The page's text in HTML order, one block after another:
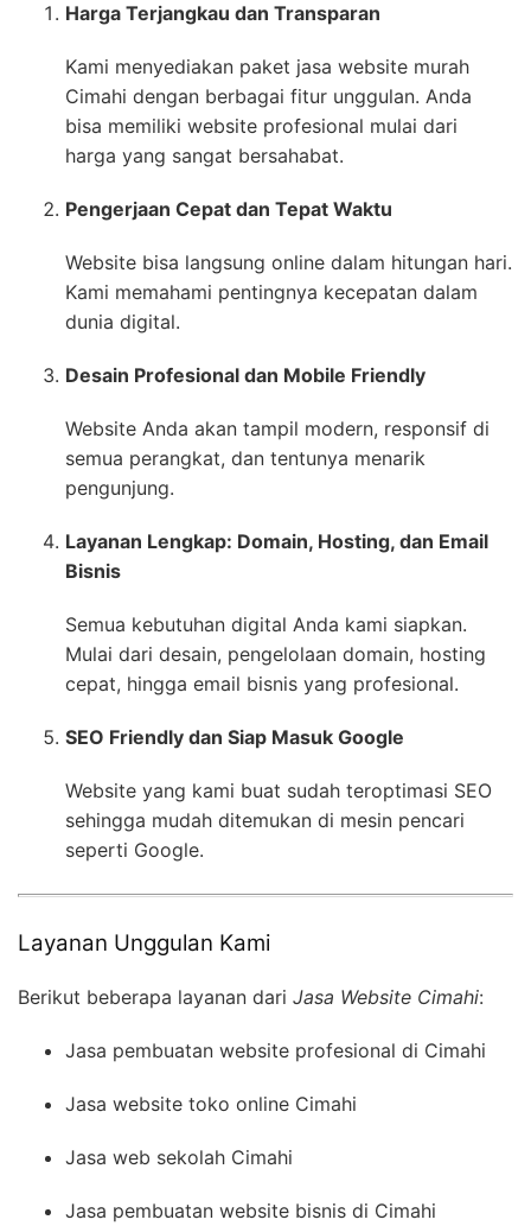
Harga Terjangkau dan Transparan
Kami menyediakan paket jasa website murah
Cimahi dengan berbagai fitur unggulan. Anda
bisa memiliki website profesional mulai dari
harga yang sangat bersahabat.
Pengerjaan Cepat dan Tepat Waktu
Website bisa langsung online dalam hitungan hari.
Kami memahami pentingnya kecepatan dalam
dunia digital.
Desain Profesional dan Mobile Friendly
Website Anda akan tampil modern, responsif di
semua perangkat, dan tentunya menarik
pengunjung.
Layanan Lengkap: Domain, Hosting, dan Email
Bisnis
Semua kebutuhan digital Anda kami siapkan.
Mulai dari desain, pengelolaan domain, hosting
cepat, hingga email bisnis yang profesional.
SEO Friendly dan Siap Masuk Google
Website yang kami buat sudah teroptimasi SEO
sehingga mudah ditemukan di mesin pencari
seperti Google.
Layanan Unggulan Kami
Berikut beberapa layanan dari Jasa Website Cimahi:
Jasa pembuatan website profesional di Cimahi
Jasa website toko online Cimahi
Jasa web sekolah Cimahi
Jasa pembuatan website bisnis di Cimahi